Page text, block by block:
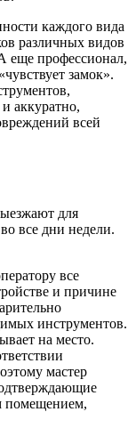
каждого вида
различных видов
еще профессионал,
замок».
аккуратно,
всей
для
все дни недели.
все
и причине
инструментов.
на место.
мастер
помещением,